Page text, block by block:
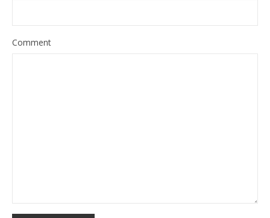
Comment